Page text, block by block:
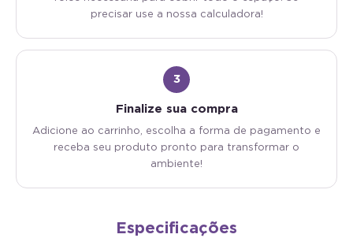
precisar use a nossa calculadora!
3
Finalize sua compra
Adicione ao carrinho, escolha a forma de pagamento e
receba seu produto pronto para transformar o
ambiente!
Especificações